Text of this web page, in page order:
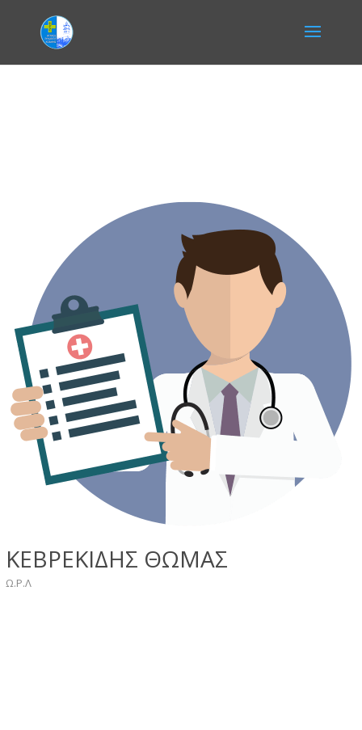
ΚΕΒΡΕΚΙΔΗΣ ΘΩΜΑΣ
Ω.Ρ.Λ